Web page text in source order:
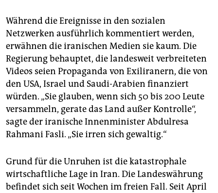
Während die Ereignisse in den sozialen
Netzwerken ausführlich kommentiert werden,
erwähnen die iranischen Medien sie kaum. Die
Regierung behauptet, die landesweit verbreiteten
Videos seien Propaganda von Exiliranern, die von
den USA, Israel und Saudi-Arabien finanziert
würden. „Sie glauben, wenn sich 50 bis 200 Leute
versammeln, gerate das Land außer Kontrolle“,
sagte der iranische Innenminister Abdulresa
Rahmani Fasli. „Sie irren sich gewaltig.“
Grund für die Unruhen ist die katastrophale
wirtschaftliche Lage in Iran. Die Landeswährung
befindet sich seit Wochen im freien Fall. Seit April